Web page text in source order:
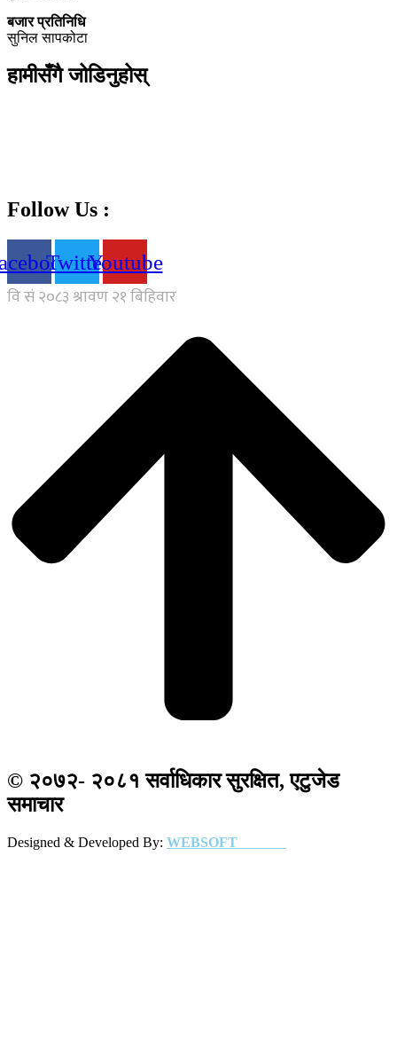
बजार प्रतिनिधि
सुनिल सापकोटा
हामीसँगै जोडिनुहोस्
Follow Us :
TwitterYoutube
© २०७२- २०८१ सर्वाधिकार सुरक्षित, एटुजेड
समाचार
Designed & Developed By: WEBSOFT